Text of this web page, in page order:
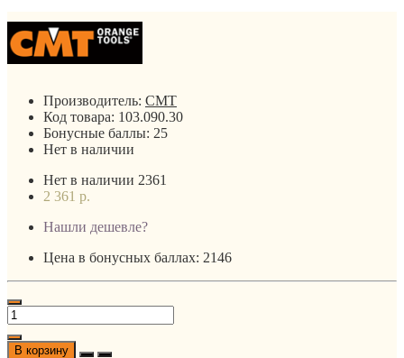
Производитель: CMT
Код товара: 103.090.30
Бонусные баллы: 25
Нет в наличии
Нет в наличии 2361
2 361 р.
Нашли дешевле?
Цена в бонусных баллах: 2146
В корзину